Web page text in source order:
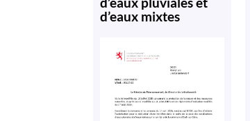
d’eaux mixtes